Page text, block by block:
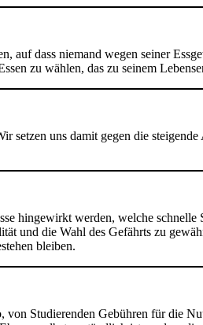
auf dass niemand wegen seiner
zu wählen, das zu seinem
uns damit gegen die
hingewirkt werden, welche schnelle
und die Wahl des Gefährts zu
bleiben.
Studierenden Gebühren für die